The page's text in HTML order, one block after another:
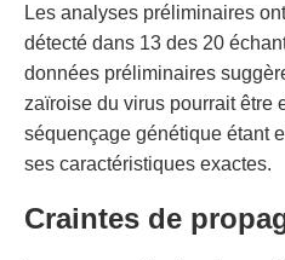
Les analyses préliminaires
détecté dans 13 des 20
données préliminaires
zaïroise du virus pourrait être
séquençage génétique étant
ses caractéristiques exactes.
Craintes de